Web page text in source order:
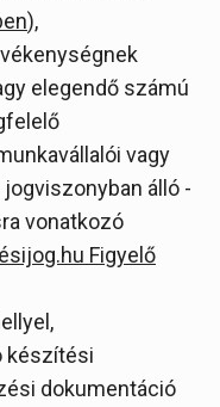
),
elegendő számú
vagy
álló -
vonatkozó
Figyelő
készítési
dokumentáció